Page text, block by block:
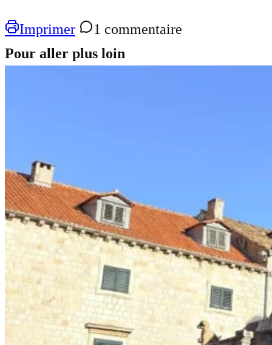
Imprimer
1 commentaire
Pour aller plus loin